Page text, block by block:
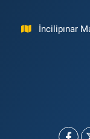
İncilipınar